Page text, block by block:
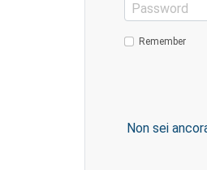
Password
Remember
Non sei